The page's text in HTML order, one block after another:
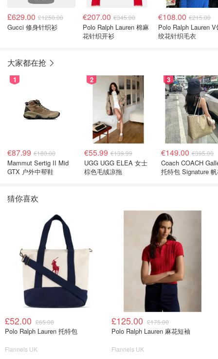
£629.00 £1250.00
Gucci 修身针织衫
€207.00 €345.00
Polo Ralph Lauren 棉麻
花针织开衫
€108.00 €215.00
Polo Ralph Lauren V
绞花针织毛衣
大家都在抢
1
€87.99 €180.00
Mammut Sertig II Mid
GTX 户外中帮鞋
2
€55.99 €139.99
UGG UGG ELEA 女士
棕色毛绒凉拖
3
€149.00 €395.00
Coach COACH
托特包 Signature
猜你喜欢
£52.00 £65.00
Polo Ralph Lauren 托特包
Flannels UK
£125.00 £175.00
Polo Ralph Lauren 麻花短袖
Flannels UK